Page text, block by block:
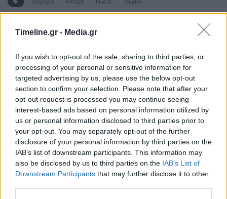
Timeline.gr - Media.gr
If you wish to opt-out of the sale, sharing to third parties, or
processing of your personal or sensitive information for
targeted advertising by us, please use the below opt-out
section to confirm your selection. Please note that after your
opt-out request is processed you may continue seeing
interest-based ads based on personal information utilized by
us or personal information disclosed to third parties prior to
your opt-out. You may separately opt-out of the further
disclosure of your personal information by third parties on the
IAB’s list of downstream participants. This information may
also be disclosed by us to third parties on the IAB’s List of
Downstream Participants that may further disclose it to other
εκεχειρία Ιντλίμπ Ρωσία Τουρκία
Πάιατ για Μητσοτάκη:
Σπάνια έχω δει τόσο
ζεστή και ενθουσιώδη
υποδοχή σε ξένο ηγέτη
Πρόσθετες κυρώσεις σε
βάρος του Ιράν
ανακοίνωσαν οι ΗΠΑ
Μπορεί επίσης να σε ενδιαφέρει
ΔΙΕΘΝΉ ΔΙΕΘΝΉ